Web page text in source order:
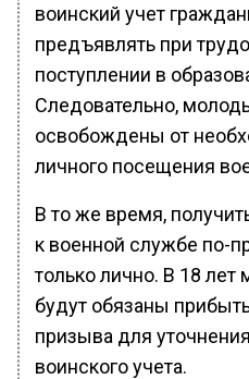
воинский учет
предъявлять при
поступлении в
Следовательно,
освобождены от
личного посещения
В то же время,
к военной службе по-
только лично. В 18
будут обязаны
призыва для
воинского учета.